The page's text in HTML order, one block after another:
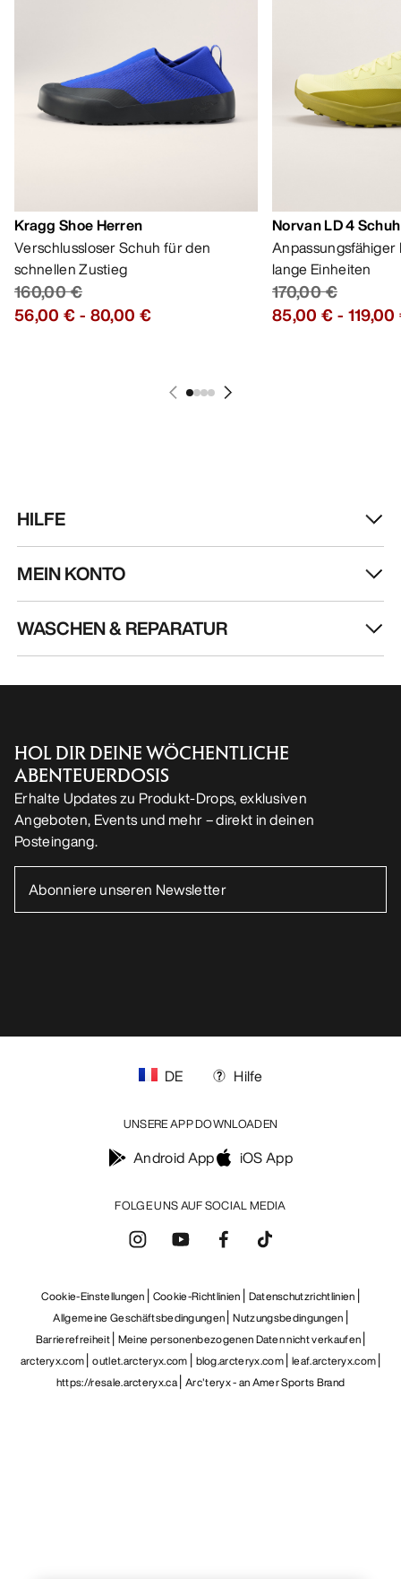
Kragg Shoe Herren
Verschlussloser Schuh für den
schnellen Zustieg
160,00 €
56,00 €- 80,00 €
Norvan LD 4
lange Einheiten
170,00 €
85,00 €-
HILFE
MEIN KONTO
WASCHEN & REPARATUR
HOL DIR DEINE WÖCHENTLICHE
ABENTEUERDOSIS
Erhalte Updates zu Produkt-Drops, exklusiven
Angeboten, Events und mehr – direkt in deinen
Posteingang.
FOLGE UNS AUF SOCIAL MEDIA
DE Hilfe
UNSERE APP DOWNLOADEN
Android App iOS App
Cookie-Einstellungen Cookie-Richtlinien Datenschutzrichtlinien
Allgemeine Geschäftsbedingungen Nutzungsbedingungen
Barrierefreiheit Meine personenbezogenen Daten nicht verkaufen
arcteryx.com outlet.arcteryx.com blog.arcteryx.com leaf.arcteryx.com
https://resale.arcteryx.ca Arc'teryx - an Amer Sports Brand